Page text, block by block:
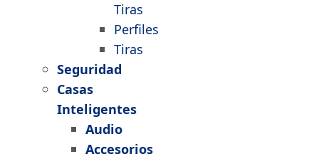
Tiras
Perfiles
Tiras
Seguridad
Casas
Inteligentes
Audio
Accesorios